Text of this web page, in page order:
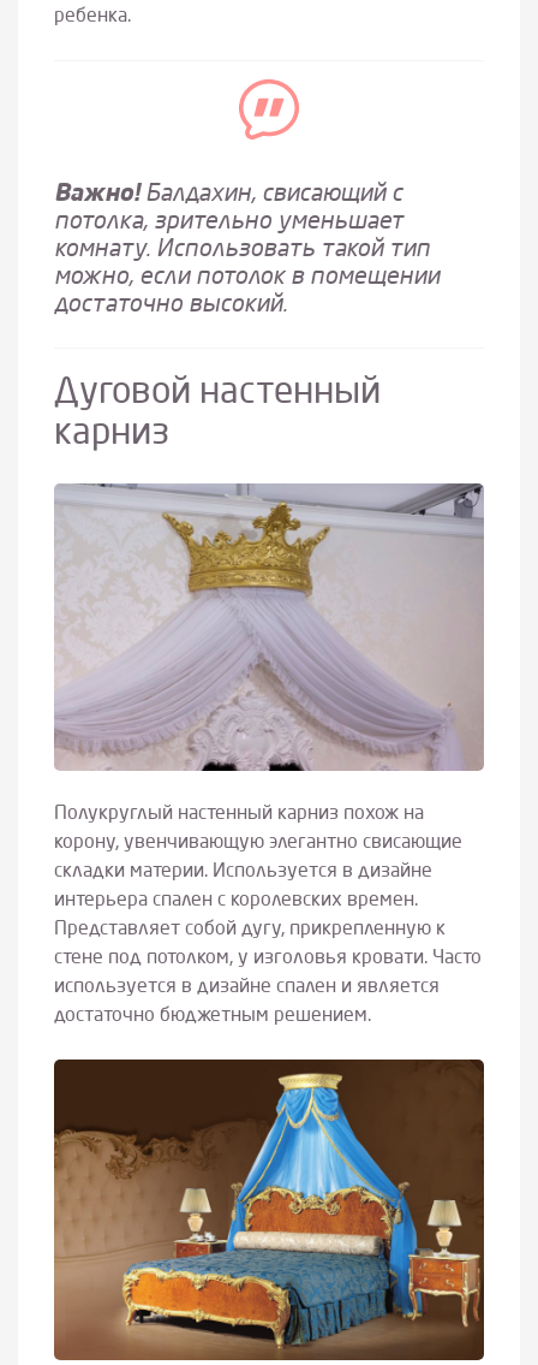
ребенка.
Важно!Балдахин, свисающий с
потолка, зрительно уменьшает
комнату. Использовать такой тип
можно, если потолок в помещении
достаточно высокий.
Дуговой настенный
карниз
Полукруглый настенный карниз похож на
корону, увенчивающую элегантно свисающие
складки материи. Используется в дизайне
интерьера спален с королевских времен.
Представляет собой дугу, прикрепленную к
стене под потолком, у изголовья кровати. Часто
используется в дизайне спален и является
достаточно бюджетным решением.